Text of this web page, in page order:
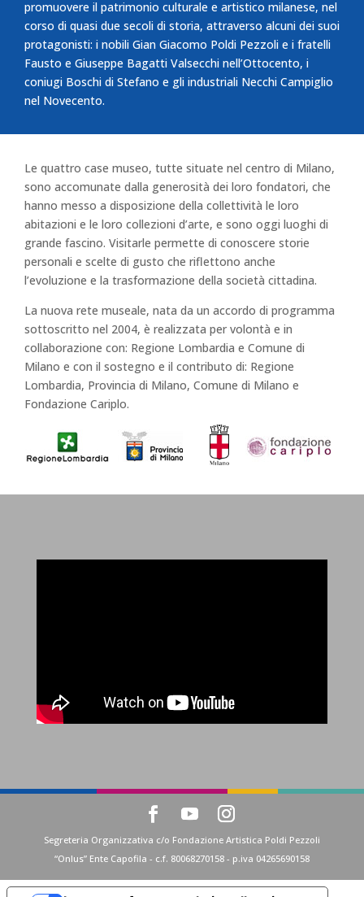
promuovere il patrimonio culturale e artistico milanese, nel
corso di quasi due secoli di storia, attraverso alcuni dei suoi
protagonisti: i nobili Gian Giacomo Poldi Pezzoli e i fratelli
Fausto e Giuseppe Bagatti Valsecchi nell’Ottocento, i
coniugi Boschi di Stefano e gli industriali Necchi Campiglio
nel Novecento.
Le quattro case museo, tutte situate nel centro di Milano,
sono accomunate dalla generosità dei loro fondatori, che
hanno messo a disposizione della collettività le loro
abitazioni e le loro collezioni d’arte, e sono oggi luoghi di
grande fascino. Visitarle permette di conoscere storie
personali e scelte di gusto che riflettono anche
l’evoluzione e la trasformazione della società cittadina.
La nuova rete museale, nata da un accordo di programma
sottoscritto nel 2004, è realizzata per volontà e in
collaborazione con: Regione Lombardia e Comune di
Milano e con il sostegno e il contributo di: Regione
Lombardia, Provincia di Milano, Comune di Milano e
Fondazione Cariplo.
Segreteria Organizzativa c/o Fondazione Artistica Poldi Pezzoli
“Onlus” Ente Capofila - c.f. 80068270158 - p.iva 04265690158